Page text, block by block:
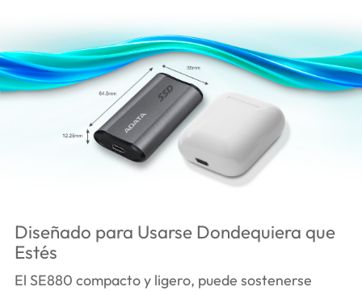
Diseñado para Usarse Dondequiera que
Estés
El SE880 compacto y ligero, puede sostenerse